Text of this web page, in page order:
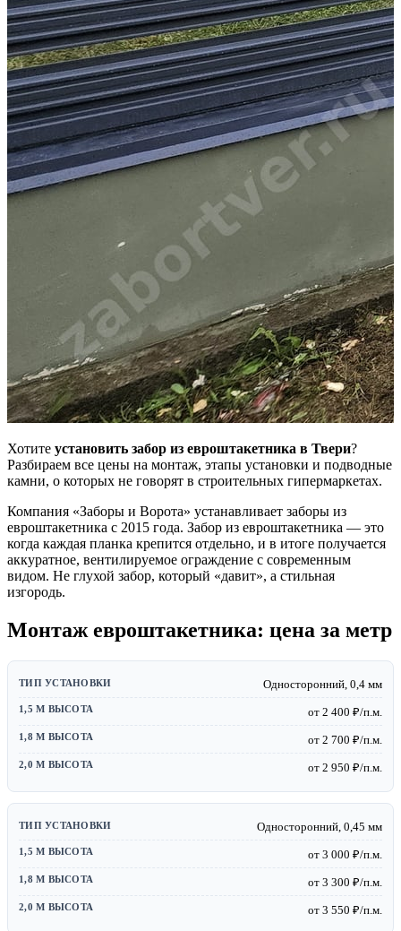
Хотите установить забор из евроштакетника в Твери?
Разбираем все цены на монтаж, этапы установки и подводные
камни, о которых не говорят в строительных гипермаркетах.
Компания «Заборы и Ворота» устанавливает заборы из
евроштакетника с 2015 года. Забор из евроштакетника — это
когда каждая планка крепится отдельно, и в итоге получается
аккуратное, вентилируемое ограждение с современным
видом. Не глухой забор, который «давит», а стильная
изгородь.
Монтаж евроштакетника: цена за метр
Односторонний, 0,4 мм
от 2 400 ₽/п.м.
от 2 700 ₽/п.м.
от 2 950 ₽/п.м.
Односторонний, 0,45 мм
от 3 000 ₽/п.м.
от 3 300 ₽/п.м.
от 3 550 ₽/п.м.